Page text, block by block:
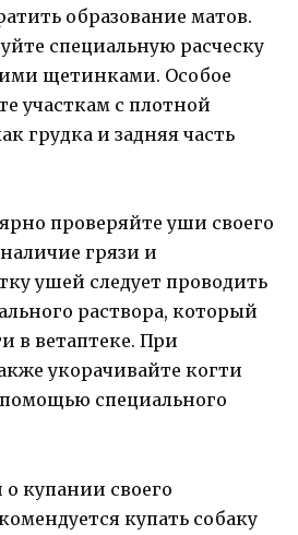
образование матов.
специальную расческу
щетинками. Особое
участкам с плотной
грудка и задняя часть
проверяйте уши своего
грязи и
ушей следует проводить
раствора, который
в ветаптеке. При
укорачивайте когти
специального
о купании своего
купать собаку